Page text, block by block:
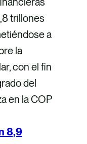
trillones
a
la
con el fin
del
en la COP
8,9